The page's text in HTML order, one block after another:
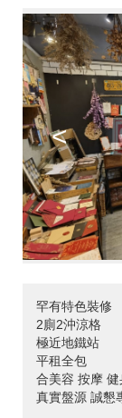
<
罕有特色裝修
2廁2沖涼格
極近地鐵站
平租全包
合美容 按摩
真實盤源 誠懇